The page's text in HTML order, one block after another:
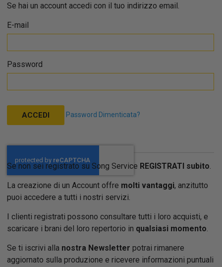
Se hai un account accedi con il tuo indirizzo email.
E-mail
Password
ACCEDI Password Dimenticata?
Se non sei registrato su Song Service REGISTRATI subito.
La creazione di un Account offre molti vantaggi, anzitutto
puoi accedere a tutti i nostri servizi.
I clienti registrati possono consultare tutti i loro acquisti, e
scaricare i brani del loro repertorio in qualsiasi momento.
Se ti iscrivi alla nostra Newsletter potrai rimanere
aggiornato sulla produzione e ricevere informazioni puntuali